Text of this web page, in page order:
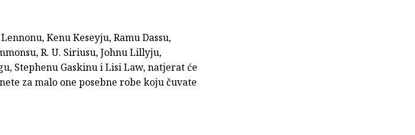
Kenu Keseyju, Ramu Dassu,
R. U. Siriusu, Johnu Lillyju,
Stephenu Gaskinu i Lisi Law, natjerat će
za malo one posebne robe koju čuvate